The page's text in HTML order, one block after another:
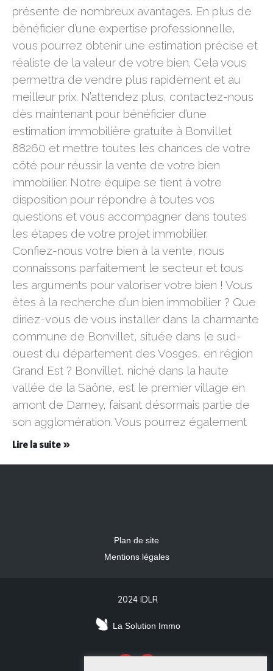
présente de nombreux avantages. En plus de
bénéficier d’une expertise professionnelle,
vous pourrez obtenir une estimation précise et
réaliste de la valeur de votre bien. Cela vous
permettra de vendre plus rapidement et au
meilleur prix. N’attendez plus, contactez-nous
dès maintenant pour bénéficier d’une
estimation immobilière gratuite à Bonvillet
88260 et mettre toutes les chances de votre
côté pour réussir la vente de votre bien
immobilier. Notre équipe se tient à votre
disposition pour répondre à toutes vos
questions et vous accompagner dans toutes
les étapes de votre projet immobilier.
Confiez-nous votre bien à la vente, nous
connaissons parfaitement le secteur et tous
les arguments pour valoriser votre bien ! Vous
êtes à la recherche d’un bien immobilier ? Que
diriez-vous de vous installer dans la charmante
commune de Bonvillet, située dans le sud-
ouest du département des Vosges, en région
Grand Est ? Bonvillet, niché dans la haute
vallée de la Saône, est le premier village en
amont de Darney, faisant désormais partie de
son agglomération. Vous pourrez également
Lire la suite »
Plan de site
Mentions légales
2024 IDLR
La Solution Immo